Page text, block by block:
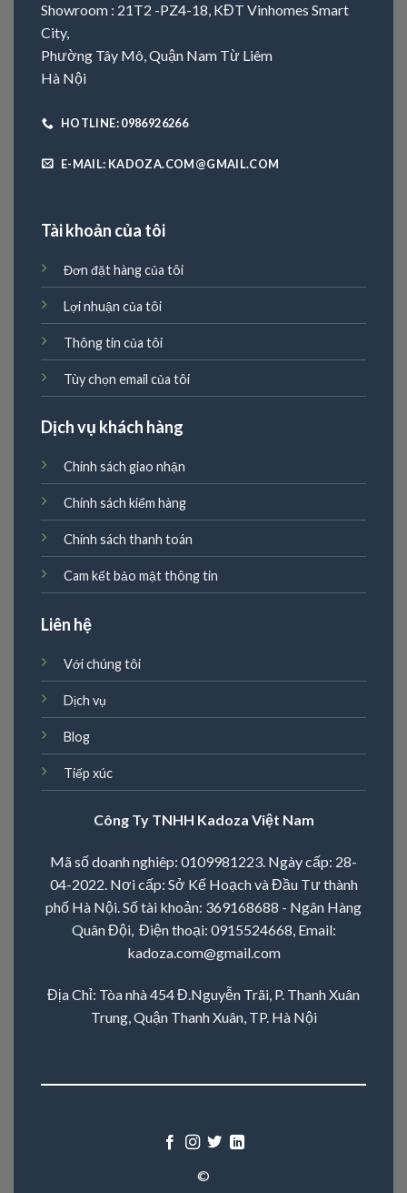
Showroom : 21T2 -PZ4-18, KĐT Vinhomes Smart
City,
Phường Tây Mô, Quận Nam Từ Liêm
Hà Nội
HOTLINE: 0986926266
E-MAIL: KADOZA.COM@GMAIL.COM
Tài khoản của tôi
Đơn đặt hàng của tôi
Lợi nhuận của tôi
Thông tin của tôi
Tùy chọn email của tôi
Dịch vụ khách hàng
Chính sách giao nhận
Chính sách kiểm hàng
Chính sách thanh toán
Cam kết bảo mật thông tin
Liên hệ
Với chúng tôi
Dịch vụ
Blog
Tiếp xúc
Công Ty TNHH Kadoza Việt Nam
Mã số doanh nghiêp: 0109981223. Ngày cấp: 28-
04-2022. Nơi cấp: Sở Kế Hoạch và Đầu Tư thành
phố Hà Nội. Số tài khoản: 369168688 - Ngân Hàng
Quân Đội, Điện thoại: 0915524668, Email:
kadoza.com@gmail.com
Địa Chỉ: Tòa nhà 454 Đ.Nguyễn Trãi, P. Thanh Xuân
Trung, Quận Thanh Xuân, TP. Hà Nội
©